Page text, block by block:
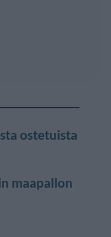
ostetuista
maapallon